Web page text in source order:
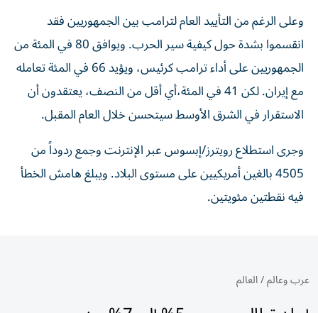
وعلى الرغم من التأييد العام لترامب بين الجمهوريين فقد
انقسموا بشدة حول كيفية سير الحرب. ويوافق 80 في المئة من
الجمهوريين على أداء ترامب كرئيس، ويؤيد 66 في المئة تعامله
مع إيران. لكن 41 في المئة،​أي أقل من النصف، يعتقدون أن
الاستقرار في الشرق الأوسط سيتحسن خلال العام المقبل.
وجرى استطلاع رويترز/إبسوس عبر الإنترنت وجمع ردوداً من
4505 بالغين أمريكيين على مستوى البلاد. ويبلغ هامش الخطأ
فيه نقطتين مئويتين.
عرب وعالم/العالم